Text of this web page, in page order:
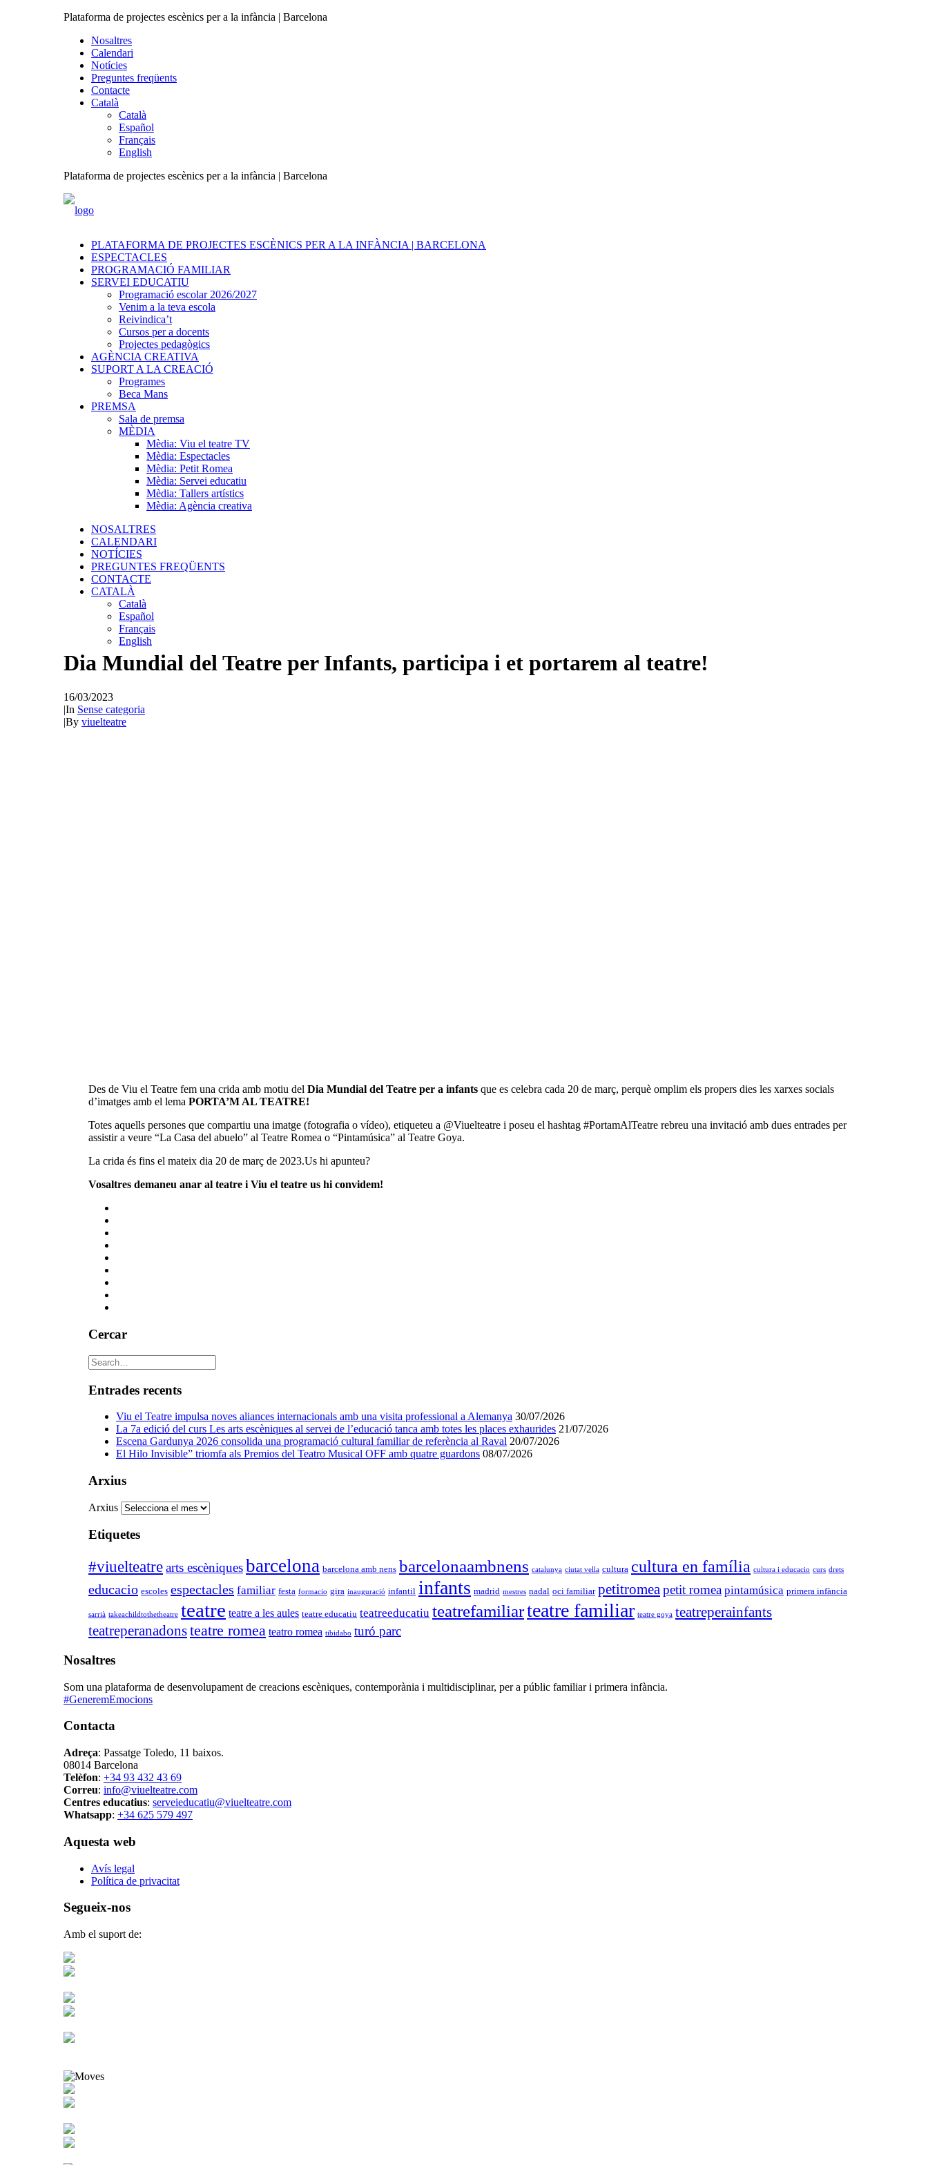
Plataforma de projectes escènics per a la infància | Barcelona
Nosaltres
Calendari
Notícies
Preguntes freqüents
Contacte
Català
Català
Español
Français
English
Plataforma de projectes escènics per a la infància | Barcelona
PLATAFORMA DE PROJECTES ESCÈNICS PER A LA INFÀNCIA | BARCELONA
ESPECTACLES
PROGRAMACIÓ FAMILIAR
SERVEI EDUCATIU
Programació escolar 2026/2027
Venim a la teva escola
Reivindica’t
Cursos per a docents
Projectes pedagògics
AGÈNCIA CREATIVA
SUPORT A LA CREACIÓ
Programes
Beca Mans
PREMSA
Sala de premsa
MÈDIA
Mèdia: Viu el teatre TV
Mèdia: Espectacles
Mèdia: Petit Romea
Mèdia: Servei educatiu
Mèdia: Tallers artístics
Mèdia: Agència creativa
NOSALTRES
CALENDARI
NOTÍCIES
PREGUNTES FREQÜENTS
CONTACTE
CATALÀ
Català
Español
Français
English
Dia Mundial del Teatre per Infants, participa i et portarem al teatre!
16/03/2023
|In Sense categoria
|By viuelteatre
Des de Viu el Teatre fem una crida amb motiu del Dia Mundial del Teatre per a infants que es celebra cada 20 de març, perquè omplim els propers dies les xarxes socials
d’imatges amb el lema PORTA’M AL TEATRE!
Totes aquells persones que compartiu una imatge (fotografia o vídeo), etiqueteu a @Viuelteatre i poseu el hashtag #PortamAlTeatre rebreu una invitació amb dues entrades per
assistir a veure “La Casa del abuelo” al Teatre Romea o “Pintamúsica” al Teatre Goya.
La crida és fins el mateix dia 20 de març de 2023.Us hi apunteu?
Vosaltres demaneu anar al teatre i Viu el teatre us hi convidem!
Cercar
Entrades recents
Viu el Teatre impulsa noves aliances internacionals amb una visita professional a Alemanya 30/07/2026
La 7a edició del curs Les arts escèniques al servei de l’educació tanca amb totes les places exhaurides 21/07/2026
Escena Gardunya 2026 consolida una programació cultural familiar de referència al Raval 20/07/2026
El Hilo Invisible” triomfa als Premios del Teatro Musical OFF amb quatre guardons 08/07/2026
Arxius
Arxius
Etiquetes
#viuelteatrearts escèniquesbarcelona barcelona amb nens barcelonaambnens catalunya ciutat vella cultura cultura en família cultura i educacio curs drets
educacio escoles espectacles familiar festa formacio gira inauguració infantil infants madrid mestres nadal oci familiar petitromeapetit romea pintamúsica primera infància
sarrià takeachildtothetheatre teatre teatre a les aules teatre educatiu teatreeducatiu teatrefamiliarteatre familiar teatre goya teatreperainfants
teatreperanadonsteatre romea teatro romea tibidabo turó parc
Nosaltres
Som una plataforma de desenvolupament de creacions escèniques, contemporània i multidisciplinar, per a públic familiar i primera infància.
#GeneremEmocions
Contacta
Adreça: Passatge Toledo, 11 baixos.
08014 Barcelona
Telèfon: +34 93 432 43 69
Correu: info@viuelteatre.com
Centres educatius: serveieducatiu@viuelteatre.com
Whatsapp: +34 625 579 497
Aquesta web
Avís legal
Política de privacitat
Segueix-nos
Amb el suport de: